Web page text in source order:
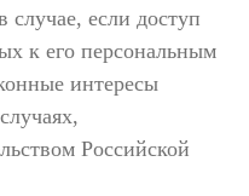
если доступ
к его персональным
интересы
Российской